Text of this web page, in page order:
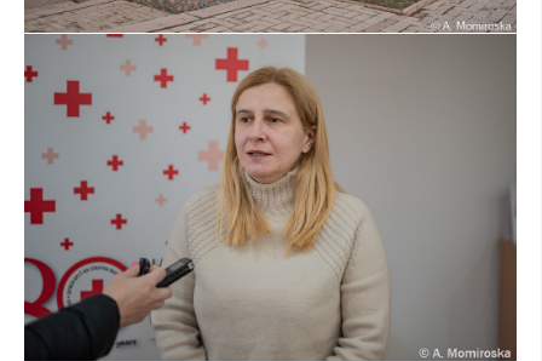
УПОТРЕБА И ЗАШТИТА НА АМБЛЕМОТ
СОЦИЈАЛНО ХУМАНИТАРНА ДЕЈНОСТ
КАКО ДА ДОНИРАТЕ
ПОДГОТВЕНОСТ И ДЕЈСТВО ПРИ КАТАСТРОФИ
ТИМОВИ НА ООЦК ОХРИД
ПРОЕКТИ – ПОДГОТВЕНОСТ И ДЕЈСТВУВАЊЕ ПРИ КАТАСТРОФИ
ОДНОСИ СО ЈАВНОСТ
ИСТРАЖУВАЊЕ НА ЈАВНО МИСЛЕЊЕ